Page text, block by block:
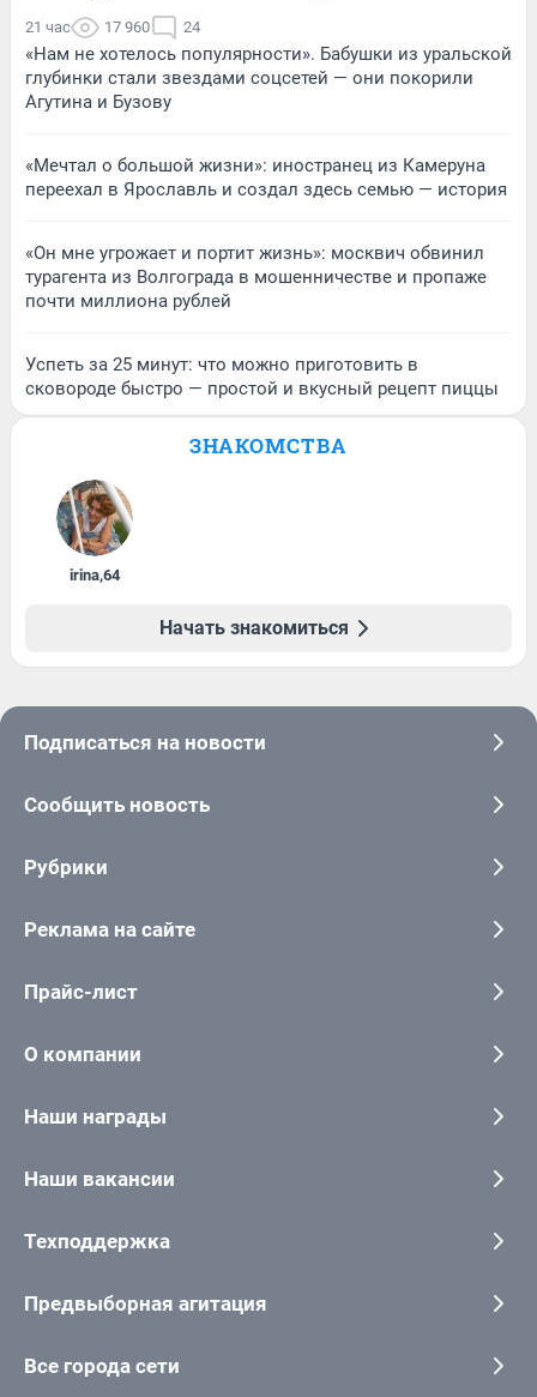
21 час 17 960 24
«Нам не хотелось популярности». Бабушки из уральской
глубинки стали звездами соцсетей — они покорили
Агутина и Бузову
«Мечтал о большой жизни»: иностранец из Камеруна
переехал в Ярославль и создал здесь семью — история
«Он мне угрожает и портит жизнь»: москвич обвинил
турагента из Волгограда в мошенничестве и пропаже
почти миллиона рублей
Успеть за 25 минут: что можно приготовить в
сковороде быстро — простой и вкусный рецепт пиццы
ЗНАКОМСТВА
irina,64
Начать знакомиться
Подписаться на новости
Сообщить новость
Рубрики
Реклама на сайте
Прайс-лист
О компании
Наши награды
Наши вакансии
Техподдержка
Предвыборная агитация
Все города сети